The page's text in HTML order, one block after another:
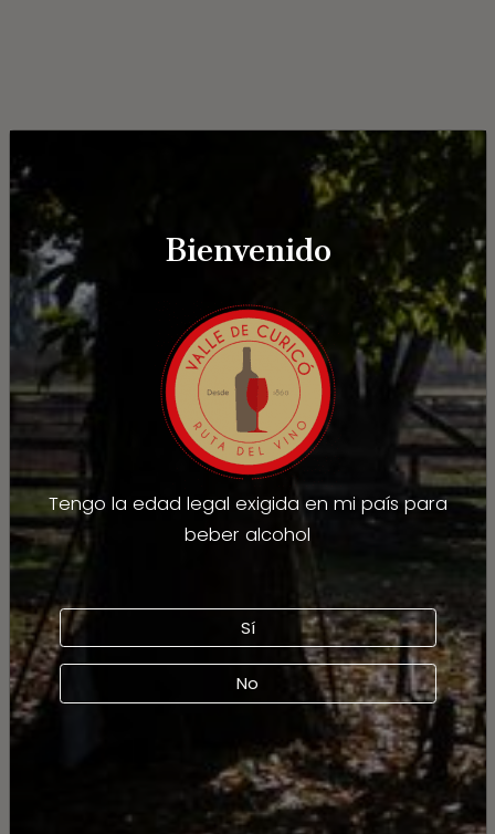
Bienvenido
Tengo la edad legal exigida en mi país para
beber alcohol
Sí
No
Fuego Bendito
Avenida España 280, Curicó, Chile
¿Cómo llegar?
Ver detalle